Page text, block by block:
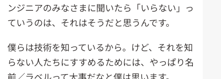
ンジニアのみなさまに聞いたら「いらない」っ
ていうのは、それはそうだと思うんです。
僕らは技術を知っているから。けど、それを知
らない人たちにすすめるためには、やっぱり名